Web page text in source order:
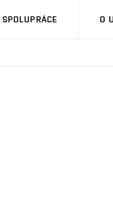
SPOLUPRÁCE O